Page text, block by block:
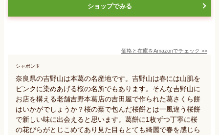
ショップでみる
価格と在庫をAmazonでチェック >>
シャボン玉
奈良県の吉野山は本葛の名産地です。吉野山は春には山肌を
ピンクに染めあげる桜の名所でもあります。そんな吉野山に
お店を構える老舗吉野本葛店の吉田屋で作られた葛さくら餅
はいかがでしょうか？桜の葉で包んだ桜餅とは一風違う桜餅
で新しい味に出会えると思います。葛餅に1枚ずつ丁寧に桜
の花びらがとじこめてあり見た目もとても綺麗で春を感じら